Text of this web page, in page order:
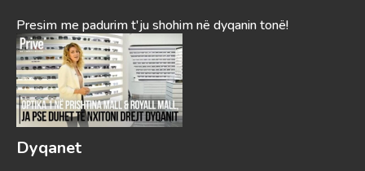
Presim me padurim t'ju shohim në dyqanin tonë!
Dyqanet